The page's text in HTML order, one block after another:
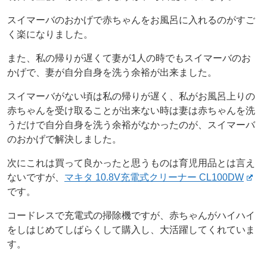
スイマーバのおかげで赤ちゃんをお風呂に入れるのがすご
く楽になりました。
また、私の帰りが遅くて妻が1人の時でもスイマーバのお
かげで、妻が自分自身を洗う余裕が出来ました。
スイマーバがない頃は私の帰りが遅く、私がお風呂上りの
赤ちゃんを受け取ることが出来ない時は妻は赤ちゃんを洗
うだけで自分自身を洗う余裕がなかったのが、スイマーバ
のおかげで解決しました。
次にこれは買って良かったと思うものは育児用品とは言え
ないですが、 マキタ 10.8V充電式クリーナー CL100DW
です。
コードレスで充電式の掃除機ですが、赤ちゃんがハイハイ
をしはじめてしばらくして購入し、大活躍してくれていま
す。